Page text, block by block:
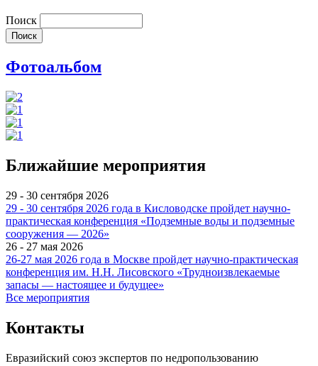
Поиск
Фотоальбом
Ближайшие мероприятия
29 - 30 сентября 2026
29 - 30 сентября 2026 года в Кисловодске пройдет научно-
практическая конференция «Подземные воды и подземные
сооружения — 2026»
26 - 27 мая 2026
26-27 мая 2026 года в Москве пройдет научно-практическая
конференция им. Н.Н. Лисовского «Трудноизвлекаемые
запасы — настоящее и будущее»
Все мероприятия
Контакты
Евразийский союз экспертов по недропользованию